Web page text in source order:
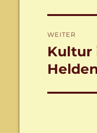
WEITER
Nächster
Beitrag:
Kultur